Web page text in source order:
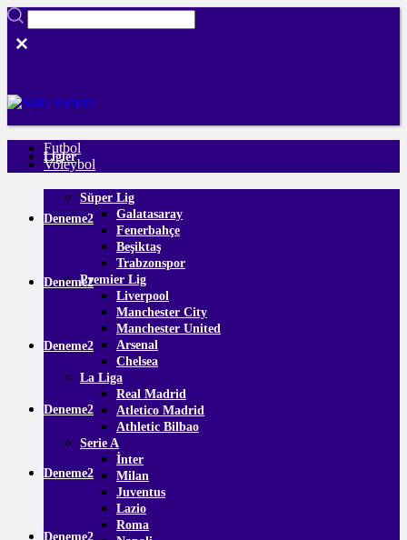
Ligler
Süper Lig
Galatasaray
Fenerbahçe
Beşiktaş
Trabzonspor
Premier Lig
Liverpool
Manchester City
Manchester United
Arsenal
Chelsea
La Liga
Real Madrid
Atletico Madrid
Athletic Bilbao
Serie A
İnter
Milan
Juventus
Lazio
Roma
Futbol
Voleybol
Deneme2
Deneme2
Deneme2
Deneme2
Deneme2
Deneme2